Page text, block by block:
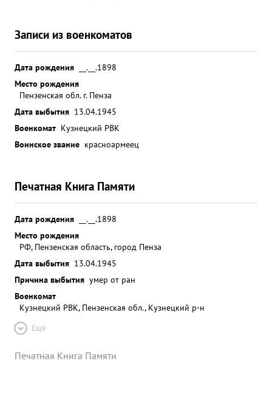
Записи из военкоматов
Дата рождения
__.__.1898
Место рождения
Пензенская обл. г. Пенза
Дата выбытия 13.04.1945
Военкомат Кузнецкий РВК
Воинское звание красноармеец
Печатная Книга Памяти
Дата рождения
__.__.1898
Место рождения
РФ, Пензенская область, город Пенза
Дата выбытия 13.04.1945
Причина выбытия умер от ран
Военкомат
Кузнецкий РВК, Пензенская обл., Кузнецкий р-н
Ещё
Печатная Книга Памяти